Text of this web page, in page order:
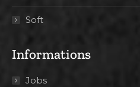
Soft
Informations
Jobs